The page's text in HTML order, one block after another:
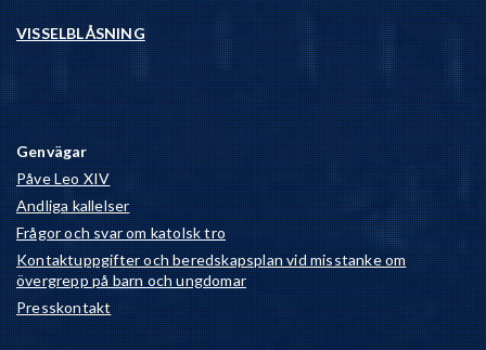
VISSELBLÅSNING
Genvägar
Påve Leo XIV
Andliga kallelser
Frågor och svar om katolsk tro
Kontaktuppgifter och beredskapsplan vid misstanke om
övergrepp på barn och ungdomar
Presskontakt